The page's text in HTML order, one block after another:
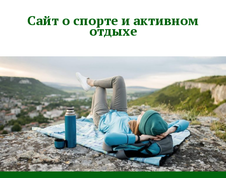
Сайт о спорте и активном
отдыхе